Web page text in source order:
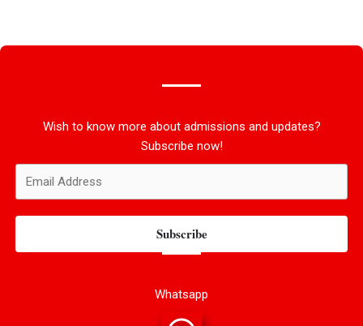
Wish to know more about admissions and updates?
Subscribe now!
Subscribe
Whatsapp